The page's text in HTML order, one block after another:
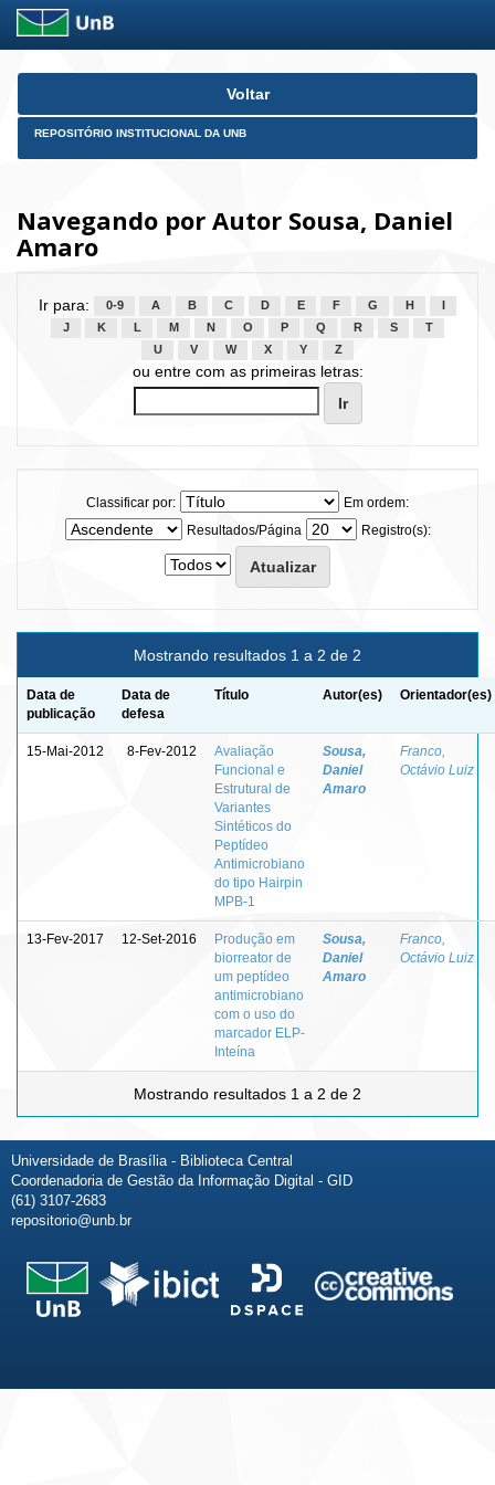
Skip
Voltar
REPOSITÓRIO INSTITUCIONAL DA UNB
Navegando por Autor Sousa, Daniel
Amaro
Ir para: 0-9 A B C D E F G H
J
K L M N O P Q R S
T
U
V W X Y Z
ou entre com as primeiras letras:
Classificar por:
Em ordem:
Resultados/Página
Registro(s):
Mostrando resultados 1 a 2 de 2
Data de
publicação
Data de
defesa
Título Autor(es) Orientador(es)
15-Mai-2012 8-Fev-2012
Avaliação
Funcional e
Estrutural de
Variantes
Sintéticos do
Peptídeo
Antimicrobiano
do tipo Hairpin
MPB-1
Sousa,
Daniel
Amaro
Franco,
Octávio Luiz
13-Fev-2017 12-Set-2016
Produção em
biorreator de
um peptídeo
antimicrobiano
com o uso do
marcador ELP-
Inteína
Sousa,
Daniel
Amaro
Franco,
Octávio Luiz
Mostrando resultados 1 a 2 de 2
Universidade de Brasília - Biblioteca Central
Coordenadoria de Gestão da Informação Digital - GID
(61) 3107-2683
repositorio@unb.br